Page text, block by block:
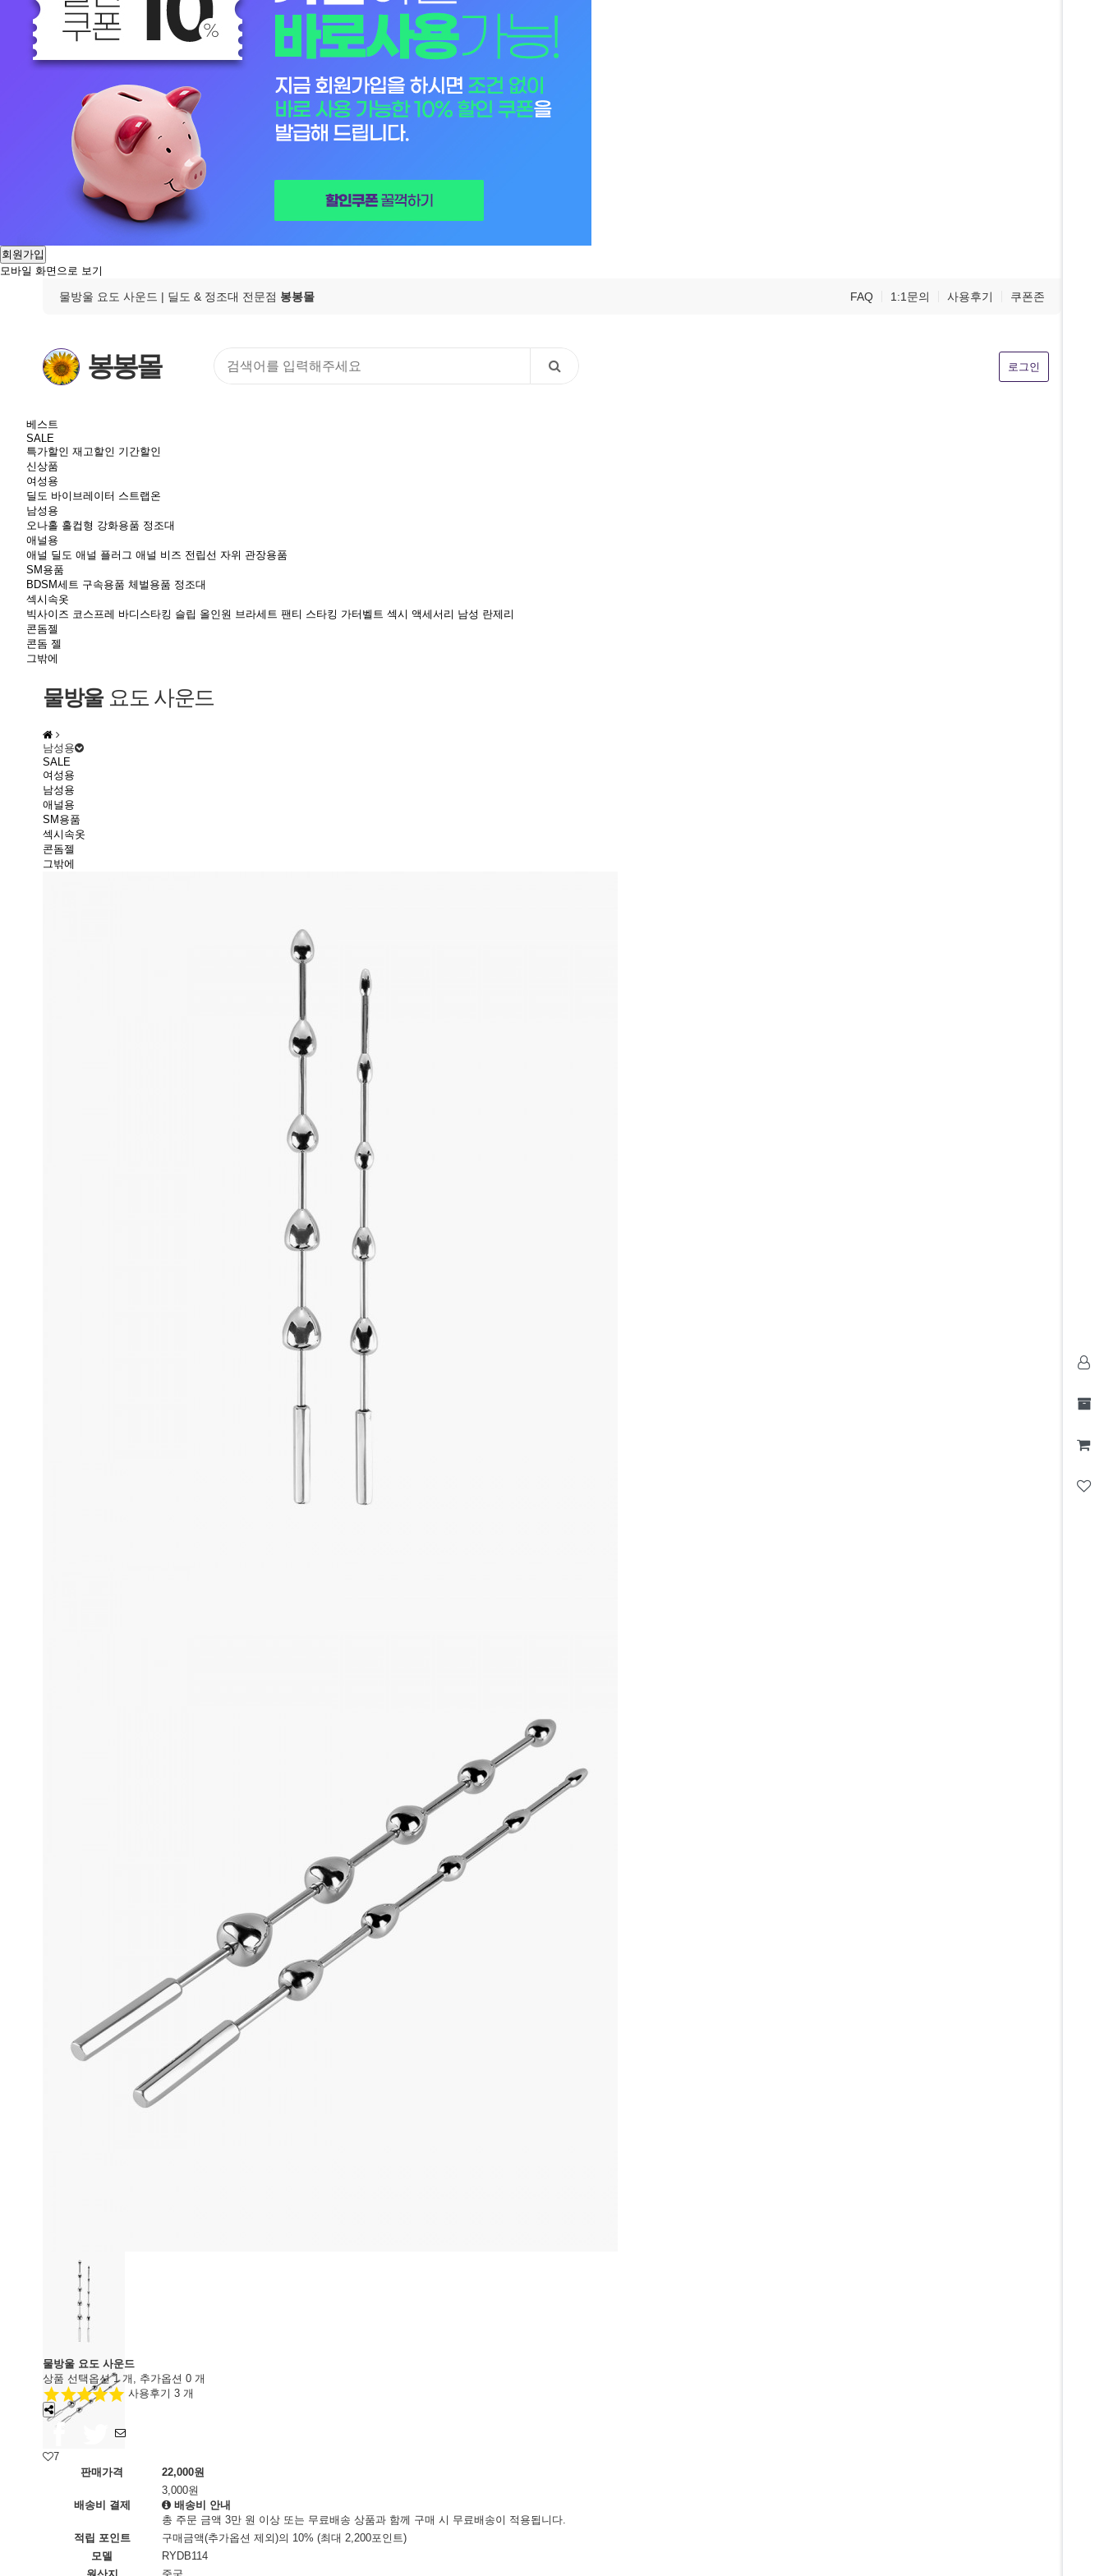
회원가입
모바일 화면으로 보기
물방울 요도 사운드 | 딜도 & 정조대 전문점 봉봉몰 FAQ 1:1문의 사용후기 쿠폰존
봉봉몰 로그인
베스트
SALE
특가할인 재고할인 기간할인
신상품
여성용
딜도 바이브레이터 스트랩온
남성용
오나홀 홀컵형 강화용품 정조대
애널용
애널 딜도 애널 플러그 애널 비즈 전립선 자위 관장용품
SM용품
BDSM세트 구속용품 체벌용품 정조대
섹시속옷
빅사이즈 코스프레 바디스타킹 슬립 올인원 브라세트 팬티 스타킹 가터벨트 섹시 액세서리 남성 란제리
콘돔젤
콘돔 젤
그밖에
물방울 요도 사운드
남성용
SALE
여성용
남성용
애널용
SM용품
섹시속옷
콘돔젤
그밖에
물방울 요도 사운드
상품 선택옵션 1 개, 추가옵션 0 개
사용후기 3 개
7
판매가격
22,000원
배송비 결제
3,000원
배송비 안내
총 주문 금액 3만 원 이상 또는 무료배송 상품과 함께 구매 시 무료배송이 적용됩니다.
적립 포인트
구매금액(추가옵션 제외)의 10% (최대 2,200포인트)
모델
RYDB114